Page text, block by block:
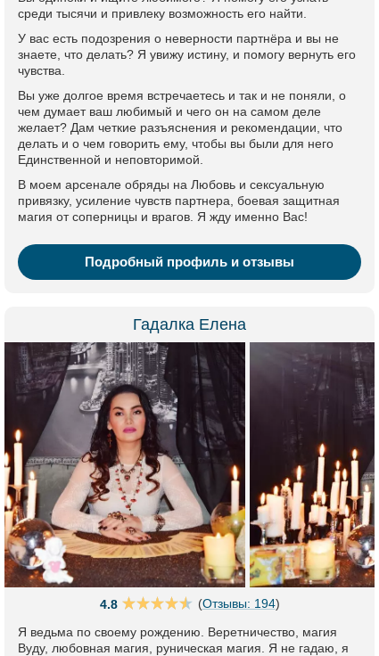
среди тысячи и привлеку возможность его найти.
У вас есть подозрения о неверности партнёра и вы не
знаете, что делать? Я увижу истину, и помогу вернуть его
чувства.
Вы уже долгое время встречаетесь и так и не поняли, о
чем думает ваш любимый и чего он на самом деле
желает? Дам четкие разъяснения и рекомендации, что
делать и о чем говорить ему, чтобы вы были для него
Единственной и неповторимой.
В моем арсенале обряды на Любовь и сексуальную
привязку, усиление чувств партнера, боевая защитная
магия от соперницы и врагов. Я жду именно Вас!
Подробный профиль и отзывы
Гадалка Елена
4.8 (Отзывы: 194)
Я ведьма по своему рождению. Веретничество, магия
Вуду, любовная магия, руническая магия. Я не гадаю, я